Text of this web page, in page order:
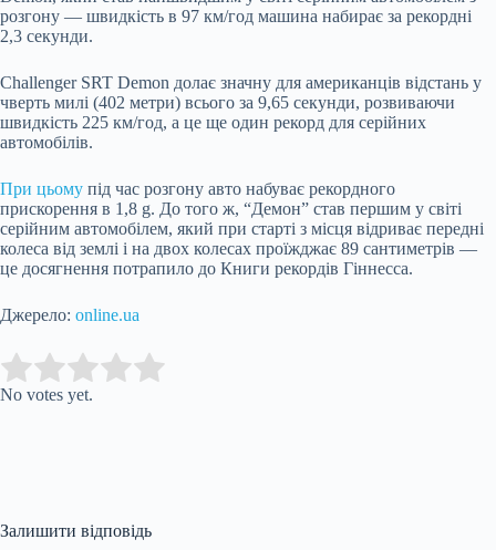
розгону — швидкість в 97 км/год машина набирає за рекордні
2,3 секунди.
Challenger SRT Demon долає значну для американців відстань у
чверть милі (402 метри) всього за 9,65 секунди, розвиваючи
швидкість 225 км/год, а це ще один рекорд для серійних
автомобілів.
При цьому під час розгону авто набуває рекордного
прискорення в 1,8 g. До того ж, “Демон” став першим у світі
серійним автомобілем, який при старті з місця відриває передні
колеса від землі і на двох колесах проїжджає 89 сантиметрів —
це досягнення потрапило до Книги рекордів Гіннесса.
Джерело: online.ua
Rate thisitem:
No votes yet.
Залишити відповідь